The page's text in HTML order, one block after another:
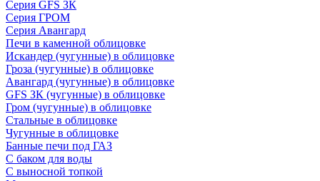
Серия GFS ЗК
Серия ГРОМ
Серия Авангард
Печи в каменной облицовке
Искандер (чугунные) в облицовке
Гроза (чугунные) в облицовке
Авангард (чугунные) в облицовке
GFS ЗК (чугунные) в облицовке
Гром (чугунные) в облицовке
Стальные в облицовке
Чугунные в облицовке
Банные печи под ГАЗ
С баком для воды
С выносной топкой